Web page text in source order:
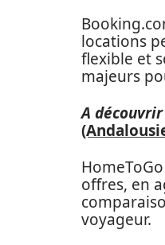
locations
flexible et
majeurs
A
offres, en
voyageur.